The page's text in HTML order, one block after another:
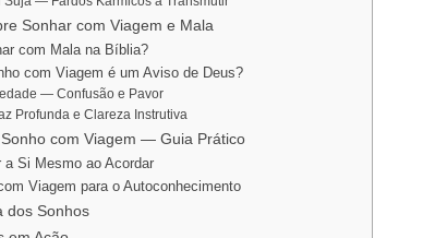
Sonhar com Viagem e Mala
com Mala na Bíblia?
com Viagem é um Aviso de Deus?
— Confusão e Pavor
Profunda e Clareza Instrutiva
com Viagem — Guia Prático
a Si Mesmo ao Acordar
Viagem para o Autoconhecimento
dos Sonhos